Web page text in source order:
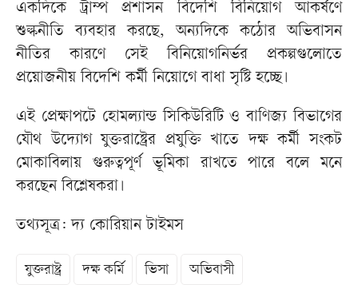
একদিকে ট্রাম্প প্রশাসন বিদেশি বিনিয়োগ আকর্ষণে
শুল্কনীতি ব্যবহার করছে, অন্যদিকে কঠোর অভিবাসন
নীতির কারণে সেই বিনিয়োগনির্ভর প্রকল্পগুলোতে
প্রয়োজনীয় বিদেশি কর্মী নিয়োগে বাধা সৃষ্টি হচ্ছে।
এই প্রেক্ষাপটে হোমল্যান্ড সিকিউরিটি ও বাণিজ্য বিভাগের
যৌথ উদ্যোগ যুক্তরাষ্ট্রের প্রযুক্তি খাতে দক্ষ কর্মী সংকট
মোকাবিলায় গুরুত্বপূর্ণ ভূমিকা রাখতে পারে বলে মনে
করছেন বিশ্লেষকরা।
তথ্যসূত্র: দ্য কোরিয়ান টাইমস
যুক্তরাষ্ট্র দক্ষ কর্মি ভিসা অভিবাসী